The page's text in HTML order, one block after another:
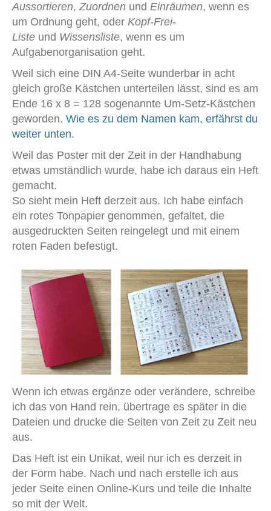
Aussortieren,Zuordnen und Einräumen, wenn es
um Ordnung geht, oder Kopf-Frei-
Liste und Wissensliste, wenn es um
Aufgabenorganisation geht.
Weil sich eine DIN A4-Seite wunderbar in acht
gleich große Kästchen unterteilen lässt, sind es am
Ende 16 x 8 = 128 sogenannte Um-Setz-Kästchen
geworden. Wie es zu dem Namen kam, erfährst du
weiter unten.
Weil das Poster mit der Zeit in der Handhabung
etwas umständlich wurde, habe ich daraus ein Heft
gemacht.
So sieht mein Heft derzeit aus. Ich habe einfach
ein rotes Tonpapier genommen, gefaltet, die
ausgedruckten Seiten reingelegt und mit einem
roten Faden befestigt.
Wenn ich etwas ergänze oder verändere, schreibe
ich das von Hand rein, übertrage es später in die
Dateien und drucke die Seiten von Zeit zu Zeit neu
aus.
Das Heft ist ein Unikat, weil nur ich es derzeit in
der Form habe. Nach und nach erstelle ich aus
jeder Seite einen Online-Kurs und teile die Inhalte
so mit der Welt.